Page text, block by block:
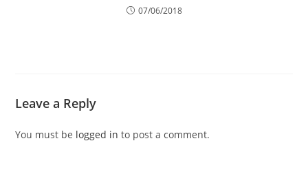
07/06/2018
Leave a Reply
You must be logged in to post a comment.